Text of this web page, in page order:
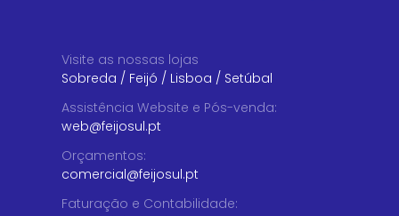
Visite as nossas lojas
Sobreda / Feijó / Lisboa / Setúbal
Assistência Website e Pós-venda:
web@feijosul.pt
Orçamentos:
comercial@feijosul.pt
Faturação e Contabilidade: